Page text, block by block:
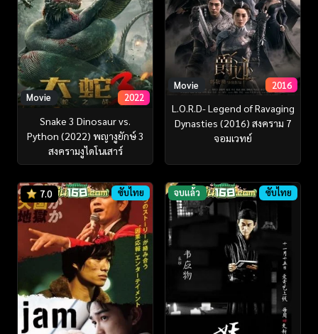
Movie 2022
Snake 3 Dinosaur vs.
Python (2022) พญางูยักษ์ 3
สงครามงูไดโนเสาร์
Movie 2016
L.O.R.D- Legend of Ravaging
Dynasties (2016) สงคราม 7
จอมเวทย์
7.0 ซับไทย จบแล้ว ซับไทย